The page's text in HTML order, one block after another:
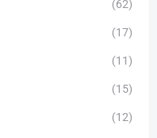
(62)
(17)
(11)
(15)
(12)